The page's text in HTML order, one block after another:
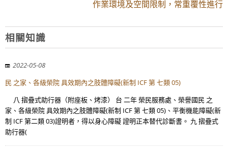
作業環境及空間限制，常重覆性進行
相關知識
2022-05-08
民 之家、各級榮院 具效期內之肢體障礙(新制 ICF 第 七類 05)
八 摺疊式助行器（附座板、烤漆） 台 二年 榮民服務處、榮譽國民 之
家、各級榮院 具效期內之肢體障礙(新制 ICF 第 七類 05)、平衡機能障礙(新
制 ICF 第二類 03)證明者，得以身心障礙 證明正本替代診斷書。 九 摺疊式
助行器(